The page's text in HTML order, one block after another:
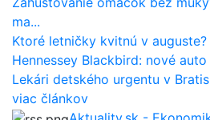
ma...
Ktoré letničky kvitnú v
Hennessey Blackbird: nové
Lekári detského urgentu v
viac článkov